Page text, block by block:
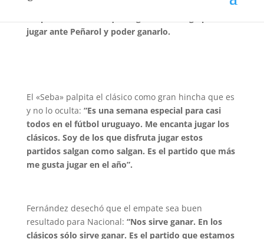
hincha. Ayer habló en conferencia de prensa en Los
jugar ante Peñarol y poder ganarlo.
El «Seba» palpita el clásico como gran hincha que es
y no lo oculta: “Es una semana especial para casi
todos en el fútbol uruguayo. Me encanta jugar los
clásicos. Soy de los que disfruta jugar estos
partidos salgan como salgan. Es el partido que más
me gusta jugar en el año”.
Fernández desechó que el empate sea buen
resultado para Nacional: “Nos sirve ganar. En los
clásicos sólo sirve ganar. Es el partido que estamos